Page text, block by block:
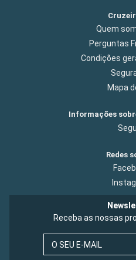
Quem
Perguntas
Condições
Mapa
Informações
Redes
Receba as nossas
O SEU E-MAIL